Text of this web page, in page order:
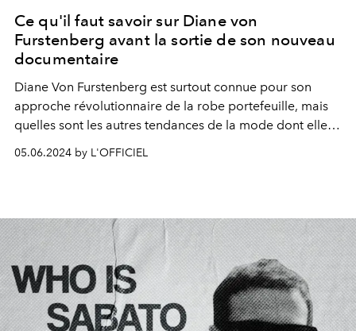
Ce qu'il faut savoir sur Diane von
Furstenberg avant la sortie de son nouveau
documentaire
Diane Von Furstenberg est surtout connue pour son
approche révolutionnaire de la robe portefeuille, mais
quelles sont les autres tendances de la mode dont elle a
05.06.2024 by L'OFFICIEL